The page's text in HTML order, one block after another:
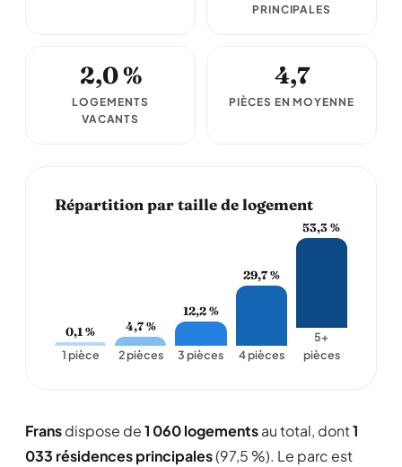
PRINCIPALES
2,0 %
LOGEMENTS
VACANTS
4,7
PIÈCES EN MOYENNE
Répartition par taille de logement
0,1 %
1 pièce
4,7 %
2 pièces
12,2 %
3 pièces
29,7 %
4 pièces
53,3 %
5+
pièces
Fransdispose de1 060 logementsau total, dont1
033 résidences principales(97,5 %). Le parc est